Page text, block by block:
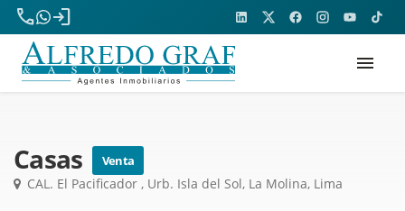
phone
login
menu
Casas Venta
CAL. El Pacificador , Urb. Isla del Sol, La Molina, Lima